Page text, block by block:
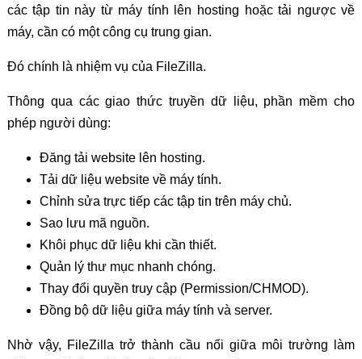
các tập tin này từ máy tính lên hosting hoặc tải ngược về
máy, cần có một công cụ trung gian.
Đó chính là nhiệm vụ của FileZilla.
Thông qua các giao thức truyền dữ liệu, phần mềm cho
phép người dùng:
Đăng tải website lên hosting.
Tải dữ liệu website về máy tính.
Chỉnh sửa trực tiếp các tập tin trên máy chủ.
Sao lưu mã nguồn.
Khôi phục dữ liệu khi cần thiết.
Quản lý thư mục nhanh chóng.
Thay đổi quyền truy cập (Permission/CHMOD).
Đồng bộ dữ liệu giữa máy tính và server.
Nhờ vậy, FileZilla trở thành cầu nối giữa môi trường làm